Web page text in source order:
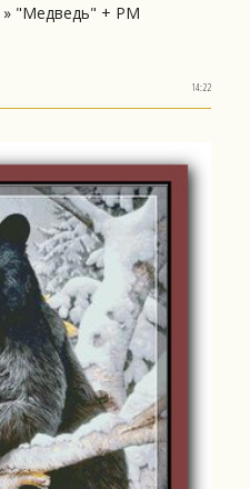
» "Медведь" + РМ
14:22